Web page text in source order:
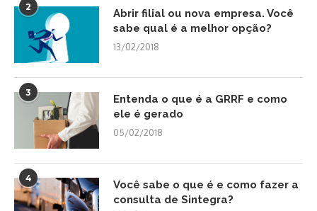
2
Abrir filial ou nova empresa. Você
sabe qual é a melhor opção?
13/02/2018
3
Entenda o que é a GRRF e como
ele é gerado
05/02/2018
4
Você sabe o que é e como fazer a
consulta de Sintegra?